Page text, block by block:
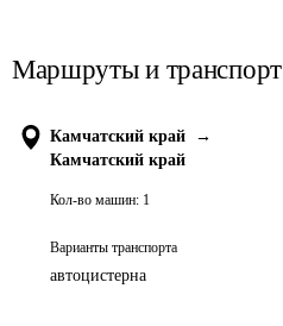
Маршруты и транспорт
Камчатский край
→
Камчатский край
Кол-во машин: 1
Варианты транспорта
автоцистерна